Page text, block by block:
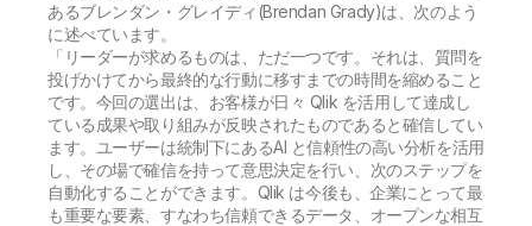
あるブレンダン・グレイディ(Brendan Grady)は、次のよう
に述べています。
「リーダーが求めるものは、ただ一つです。それは、質問を
投げかけてから最終的な行動に移すまでの時間を縮めること
です。今回の選出は、お客様が日々 Qlik を活用して達成し
ている成果や取り組みが反映されたものであると確信してい
ます。ユーザーは統制下にあるAI と信頼性の高い分析を活用
し、その場で確信を持って意思決定を行い、次のステップを
自動化することができます。Qlik は今後も、企業にとって最
も重要な要素、すなわち信頼できるデータ、オープンな相互